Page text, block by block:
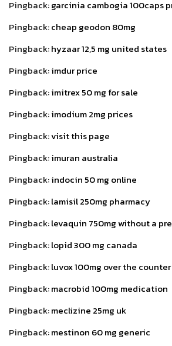
Pingback:garcinia cambogia 100caps
Pingback:cheap geodon 80mg
Pingback:hyzaar 12,5 mg united states
Pingback:imdur price
Pingback:imitrex 50 mg for sale
Pingback:imodium 2mg prices
Pingback:visit this page
Pingback:imuran australia
Pingback:indocin 50 mg online
Pingback:lamisil 250mg pharmacy
Pingback:levaquin 750mg without a
Pingback:lopid 300 mg canada
Pingback:luvox 100mg over the counter
Pingback:macrobid 100mg medication
Pingback:meclizine 25mg uk
Pingback:mestinon 60 mg generic